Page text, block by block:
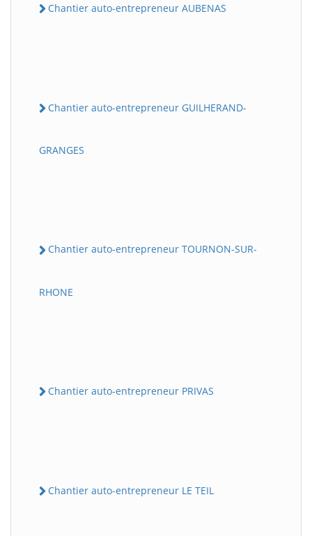
Chantier auto-entrepreneur AUBENAS
Chantier auto-entrepreneur GUILHERAND-
GRANGES
Chantier auto-entrepreneur TOURNON-SUR-
RHONE
Chantier auto-entrepreneur PRIVAS
Chantier auto-entrepreneur LE TEIL